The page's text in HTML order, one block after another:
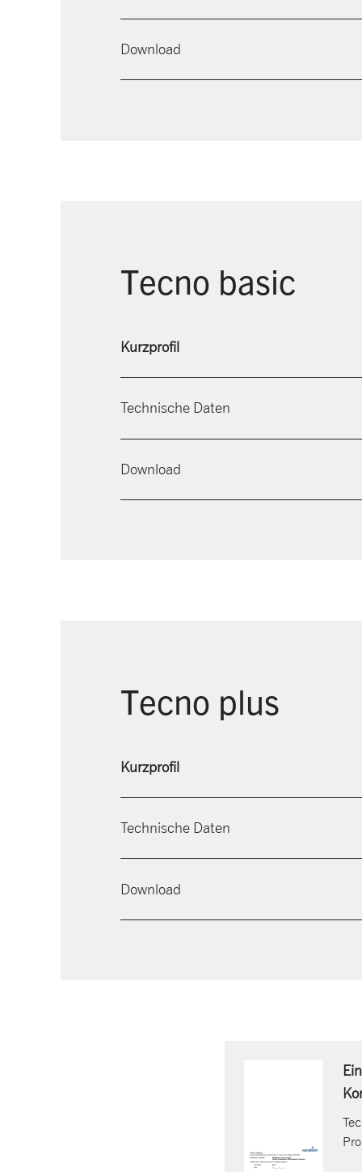
Download
Tecno basic
Kurzprofil
Technische Daten
Download
Tecno plus
Kurzprofil
Technische Daten
Download